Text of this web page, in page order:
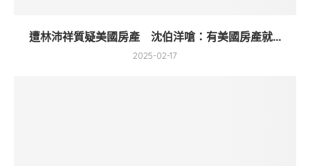
遭林沛祥質疑美國房產 沈伯洋嗆：有美國房產就...
2025-02-17